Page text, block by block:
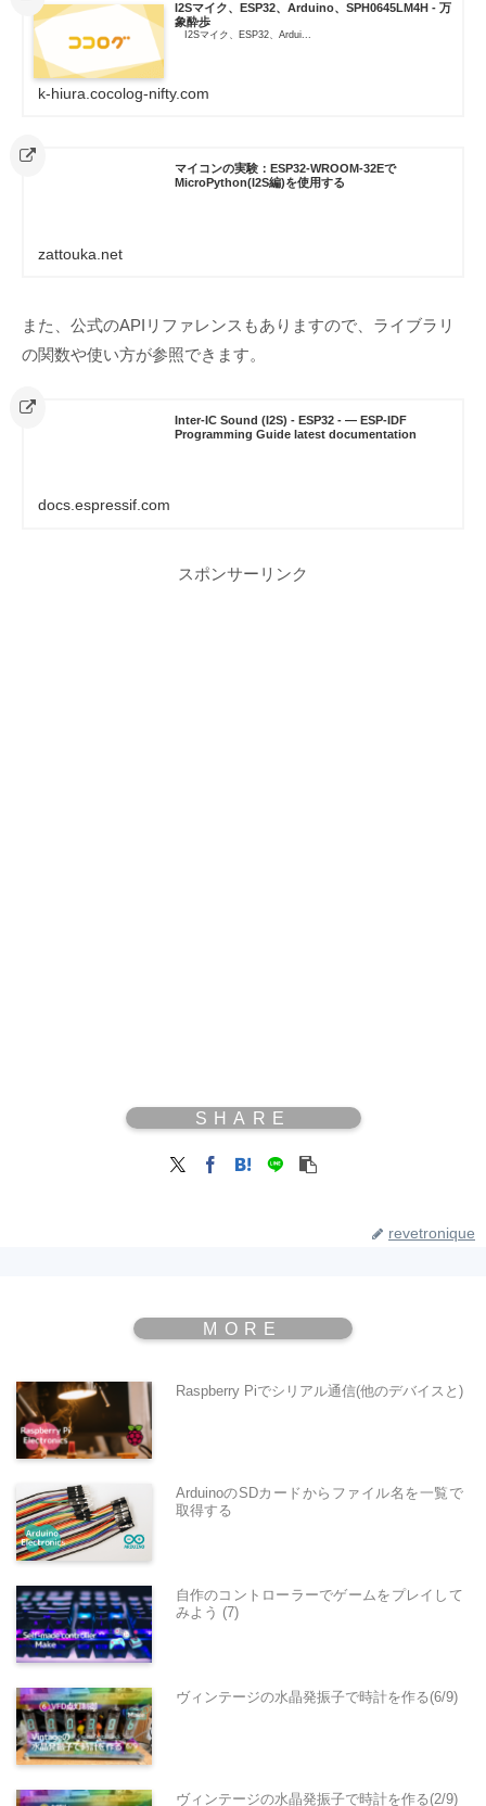
I2Sマイク、ESP32、Arduino、SPH0645LM4H - 万
象酔歩
I2Sマイク、ESP32、Ardui...
k-hiura.cocolog-nifty.com
マイコンの実験：ESP32-WROOM-32Eで
MicroPython(I2S編)を使用する
zattouka.net
また、公式のAPIリファレンスもありますので、ライブラリ
の関数や使い方が参照できます。
Inter-IC Sound (I2S) - ESP32 - — ESP-IDF
Programming Guide latest documentation
docs.espressif.com
スポンサーリンク
revetronique
Raspberry Piでシリアル通信(他のデバイスと)
ArduinoのSDカードからファイル名を一覧で
取得する
自作のコントローラーでゲームをプレイして
みよう (7)
ヴィンテージの水晶発振子で時計を作る(6/9)
ヴィンテージの水晶発振子で時計を作る(2/9)